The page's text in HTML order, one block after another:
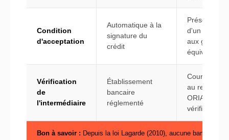
Condition
d'acceptation
Automatique à la
signature du
crédit
Présentation
d'un contrat
aux
équivalentes
Vérification
de
l'intermédiaire
Établissement
bancaire
réglementé
Courtier
au registre
ORIAS à
vérifier
Bon à savoir : Depuis la loi Lagarde (2010), aucune banque ne